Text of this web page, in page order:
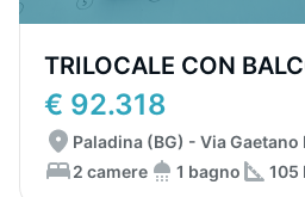
TRILOCALE CON
€ 92.318
Paladina (BG) - Via
2 camere
1 bagno 105